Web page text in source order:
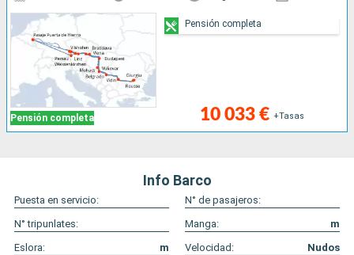
Pensión completa 10 033 € +Tasas
Pensión completa
Info Barco
Puesta en servicio:
N° de pasajeros:
N° tripunlates:
Manga:
m
Eslora:
m Velocidad: Nudos